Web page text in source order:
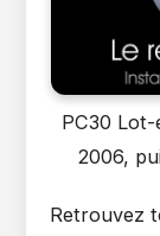
PC30
2006,
Retrouvez